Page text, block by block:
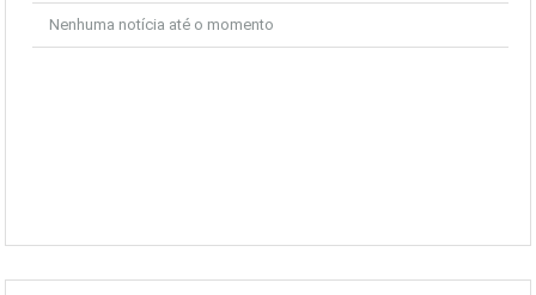
Nenhuma notícia até o momento